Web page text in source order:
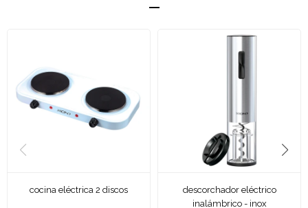
cocina eléctrica 2 discos
descorchador eléctrico
inalámbrico - inox